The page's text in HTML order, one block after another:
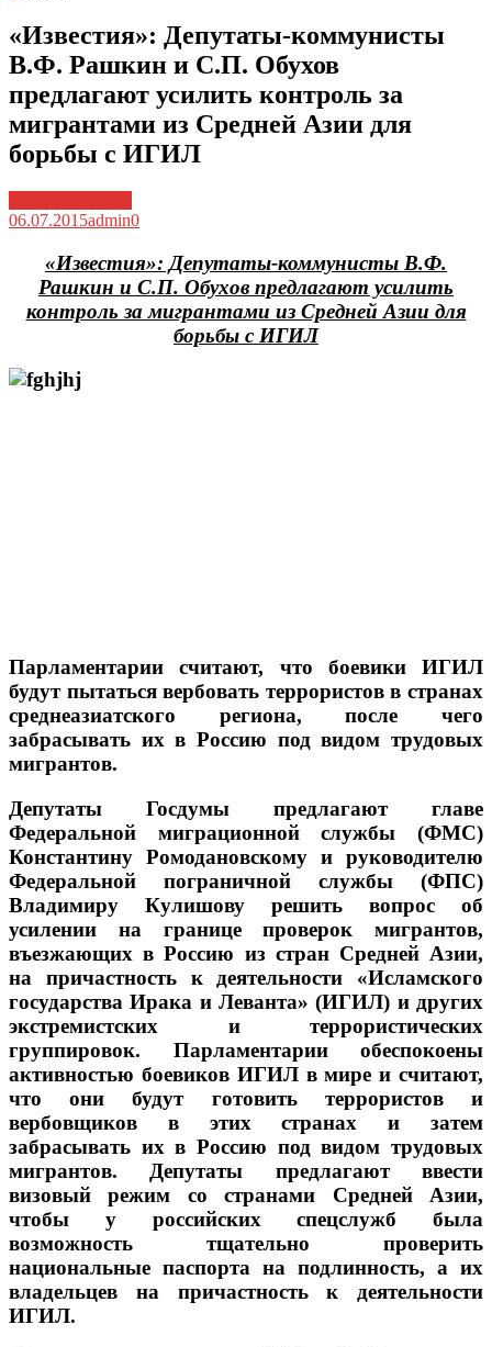
«Известия»: Депутаты-коммунисты
В.Ф. Рашкин и С.П. Обухов
предлагают усилить контроль за
мигрантами из Средней Азии для
борьбы с ИГИЛ
06.07.2015admin0
«Известия»: Депутаты-коммунисты В.Ф.
Рашкин и С.П. Обухов предлагают усилить
контроль за мигрантами из Средней Азии для
борьбы с ИГИЛ
Парламентарии считают, что боевики ИГИЛ
будут пытаться вербовать террористов в странах
среднеазиатского региона, после чего
забрасывать их в Россию под видом трудовых
мигрантов.
Депутаты Госдумы предлагают главе
Федеральной миграционной службы (ФМС)
Константину Ромодановскому и руководителю
Федеральной пограничной службы (ФПС)
Владимиру Кулишову решить вопрос об
усилении на границе проверок мигрантов,
въезжающих в Россию из стран Средней Азии,
на причастность к деятельности «Исламского
государства Ирака и Леванта» (ИГИЛ) и других
экстремистских и террористических
группировок. Парламентарии обеспокоены
активностью боевиков ИГИЛ в мире и считают,
что они будут готовить террористов и
вербовщиков в этих странах и затем
забрасывать их в Россию под видом трудовых
мигрантов. Депутаты предлагают ввести
визовый режим со странами Средней Азии,
чтобы у российских спецслужб была
возможность тщательно проверить
национальные паспорта на подлинность, а их
владельцев на причастность к деятельности
ИГИЛ.